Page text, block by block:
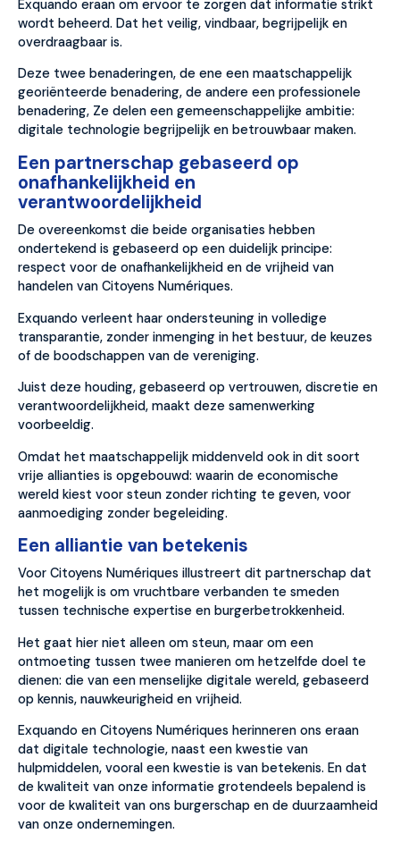
Exquando eraan om ervoor te zorgen dat informatie strikt
wordt beheerd. Dat het veilig, vindbaar, begrijpelijk en
overdraagbaar is.
Deze twee benaderingen, de ene een maatschappelijk
georiënteerde benadering, de andere een professionele
benadering, Ze delen een gemeenschappelijke ambitie:
digitale technologie begrijpelijk en betrouwbaar maken.
Een partnerschap gebaseerd op
onafhankelijkheid en
verantwoordelijkheid
De overeenkomst die beide organisaties hebben
ondertekend is gebaseerd op een duidelijk principe:
respect voor de onafhankelijkheid en de vrijheid van
handelen van Citoyens Numériques.
Exquando verleent haar ondersteuning in volledige
transparantie, zonder inmenging in het bestuur, de keuzes
of de boodschappen van de vereniging.
Juist deze houding, gebaseerd op vertrouwen, discretie en
verantwoordelijkheid, maakt deze samenwerking
voorbeeldig.
Omdat het maatschappelijk middenveld ook in dit soort
vrije allianties is opgebouwd: waarin de economische
wereld kiest voor steun zonder richting te geven, voor
aanmoediging zonder begeleiding.
Een alliantie van betekenis
Voor Citoyens Numériques illustreert dit partnerschap dat
het mogelijk is om vruchtbare verbanden te smeden
tussen technische expertise en burgerbetrokkenheid.
Het gaat hier niet alleen om steun, maar om een ​​
ontmoeting tussen twee manieren om hetzelfde doel te
dienen: die van een menselijke digitale wereld, gebaseerd
op kennis, nauwkeurigheid en vrijheid.
Exquando en Citoyens Numériques herinneren ons eraan
dat digitale technologie, naast een kwestie van
hulpmiddelen, vooral een kwestie is van betekenis. En dat
de kwaliteit van onze informatie grotendeels bepalend is
voor de kwaliteit van ons burgerschap en de duurzaamheid
van onze ondernemingen.